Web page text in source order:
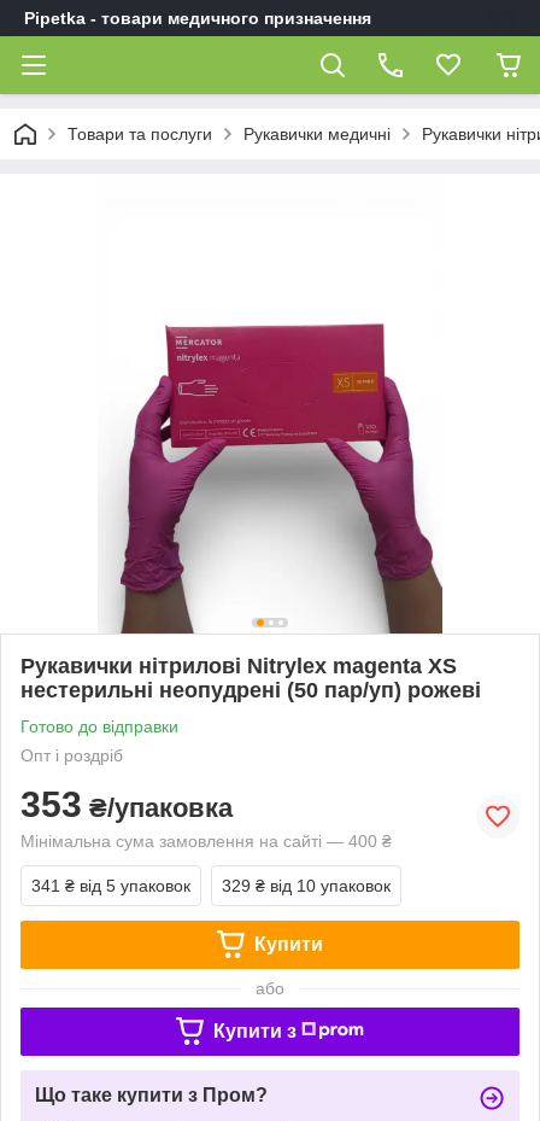
Pipetka - товари медичного призначення
Товари та послуги Рукавички медичні Рукавички
Рукавички нітрилові Nitrylex magenta XS
нестерильні неопудрені (50 пар/уп) рожеві
Готово до відправки
Опт і роздріб
353 ₴/упаковка
Мінімальна сума замовлення на сайті — 400 ₴
341 ₴ від 5 упаковок 329 ₴ від 10 упаковок
Купити
або
Купити з
Що таке купити з Пром?